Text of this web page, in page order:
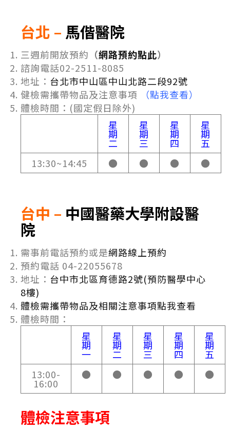
台北 – 馬偕醫院
三週前開放預約 （網路預約點此）
諮詢電話02-2511-8085
地址： 台北市中山區中山北路二段92號
健檢需攜帶物品及注意事項
（點我查看）
體檢時間：(國定假日除外)
星
期
二
星
期
三
星
期
四
星
期
五
13:30~14:45
● ● ● ●
台中 – 中國醫藥大學附設醫
院
需事前電話預約或是網路線上預約
預約電話 04-22055678
地址： 台中市北區育德路2號(預防醫學中心
8樓)
體檢需攜帶物品及相關注意事項點我查看
體檢時間：
星
期
一
星
期
二
星
期
三
星
期
四
星
期
五
13:00-
16:00
● ● ● ● ●
體檢注意事項